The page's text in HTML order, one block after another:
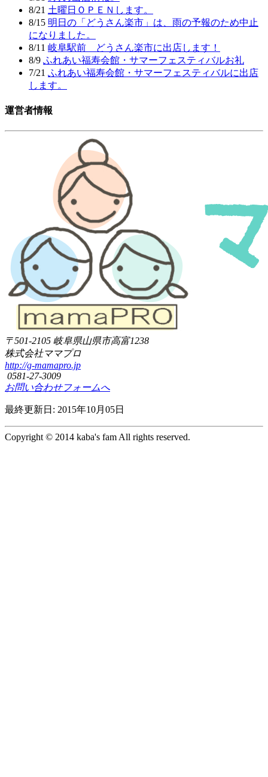
8/21 土曜日ＯＰＥＮします。
8/15 明日の「どうさん楽市」は、雨の予報のため中止
になりました。
8/11 岐阜駅前 どうさん楽市に出店します！
8/9 ふれあい福寿会館・サマーフェスティバルお礼
7/21 ふれあい福寿会館・サマーフェスティバルに出店
します。
運営者情報
〒501-2105 岐阜県山県市高富1238
株式会社ママプロ
http://g-mamapro.jp
0581-27-3009
お問い合わせフォームへ
最終更新日: 2015年10月05日
Copyright © 2014 kaba's fam All rights reserved.